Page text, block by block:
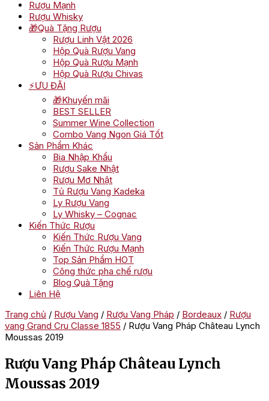
Rượu Mạnh
Rượu Whisky
🎁Quà Tặng Rượu
Rượu Linh Vật 2026
Hộp Quà Rượu Vang
Hộp Quà Rượu Mạnh
Hộp Quà Rượu Chivas
⚡ƯU ĐÃI
🎁Khuyến mãi
BEST SELLER
Summer Wine Collection
Combo Vang Ngon Giá Tốt
Sản Phẩm Khác
Bia Nhập Khẩu
Rượu Sake Nhật
Rượu Mơ Nhật
Tủ Rượu Vang Kadeka
Ly Rượu Vang
Ly Whisky – Cognac
Kiến Thức Rượu
Kiến Thức Rượu Vang
Kiến Thức Rượu Mạnh
Top Sản Phẩm HOT
Công thức pha chế rượu
Blog Quà Tặng
Liên Hệ
Trang chủ / Rượu Vang / Rượu Vang Pháp / Bordeaux / Rượu
vang Grand Cru Classe 1855 / Rượu Vang Pháp Château Lynch
Moussas 2019
Rượu Vang Pháp Château Lynch
Moussas 2019